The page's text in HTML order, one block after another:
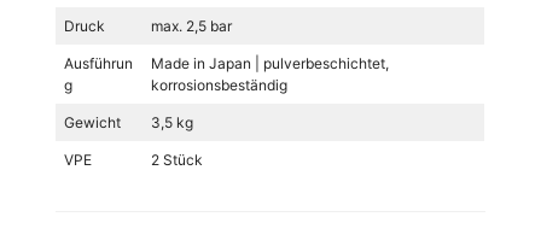
Druck max. 2,5 bar
Ausführun
g
Made in Japan | pulverbeschichtet,
korrosionsbeständig
Gewicht 3,5 kg
VPE 2 Stück